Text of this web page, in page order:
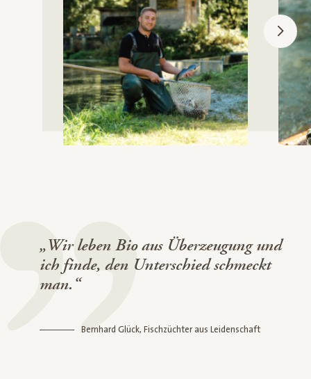
„Wir leben Bio aus Überzeugung und
ich finde, den Unterschied schmeckt
man.“
Bernhard Glück, Fischzüchter aus Leidenschaft